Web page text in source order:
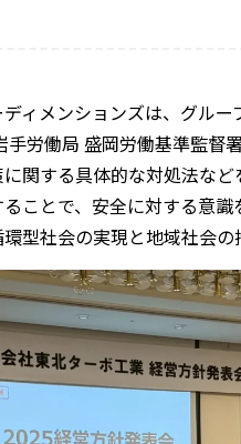
ィメンションズは、グル
手労働局 盛岡労働基準監
関する具体的な対処法な
ことで、安全に対する意
型社会の実現と地域社会の